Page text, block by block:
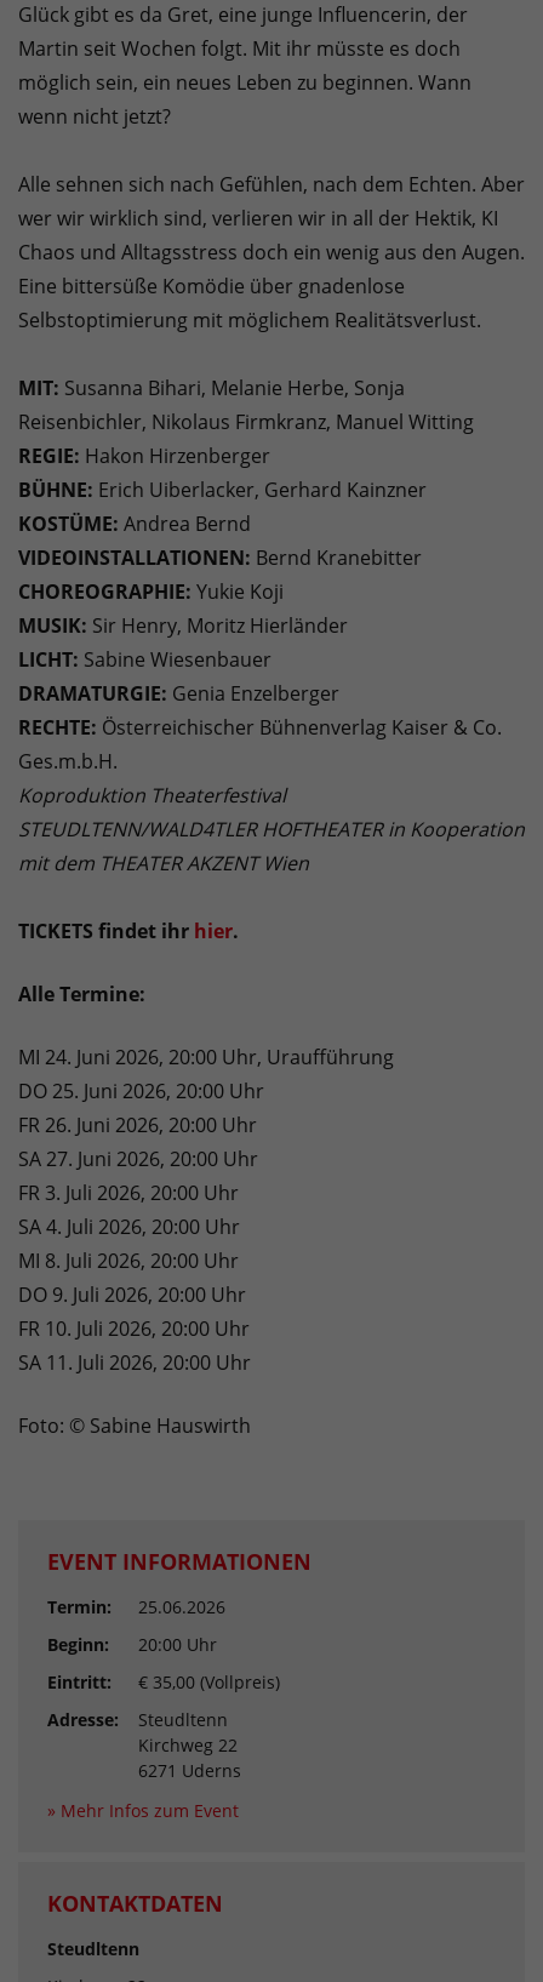
Glück gibt es da Gret, eine junge Influencerin, der
Martin seit Wochen folgt. Mit ihr müsste es doch
möglich sein, ein neues Leben zu beginnen. Wann
wenn nicht jetzt?
Alle sehnen sich nach Gefühlen, nach dem Echten. Aber
wer wir wirklich sind, verlieren wir in all der Hektik, KI
Chaos und Alltagsstress doch ein wenig aus den Augen.
Eine bittersüße Komödie über gnadenlose
Selbstoptimierung mit möglichem Realitätsverlust.
MIT: Susanna Bihari, Melanie Herbe, Sonja
Reisenbichler, Nikolaus Firmkranz, Manuel Witting
REGIE: Hakon Hirzenberger
BÜHNE: Erich Uiberlacker, Gerhard Kainzner
KOSTÜME: Andrea Bernd
VIDEOINSTALLATIONEN: Bernd Kranebitter
CHOREOGRAPHIE: Yukie Koji
MUSIK: Sir Henry, Moritz Hierländer
LICHT: Sabine Wiesenbauer
DRAMATURGIE: Genia Enzelberger
RECHTE: Österreichischer Bühnenverlag Kaiser & Co.
Ges.m.b.H.
Koproduktion Theaterfestival
STEUDLTENN/WALD4TLER HOFTHEATER in Kooperation
mit dem THEATER AKZENT Wien
TICKETS findet ihr hier.
Alle Termine:
MI 24. Juni 2026, 20:00 Uhr, Uraufführung
DO 25. Juni 2026, 20:00 Uhr
FR 26. Juni 2026, 20:00 Uhr
SA 27. Juni 2026, 20:00 Uhr
FR 3. Juli 2026, 20:00 Uhr
SA 4. Juli 2026, 20:00 Uhr
MI 8. Juli 2026, 20:00 Uhr
DO 9. Juli 2026, 20:00 Uhr
FR 10. Juli 2026, 20:00 Uhr
SA 11. Juli 2026, 20:00 Uhr
Foto: © Sabine Hauswirth
EVENT INFORMATIONEN
Termin:
25.06.2026
Beginn:
20:00 Uhr
Eintritt:
€ 35,00 (Vollpreis)
Adresse:
Steudltenn
Kirchweg 22
6271 Uderns
» Mehr Infos zum Event
KONTAKTDATEN
Steudltenn